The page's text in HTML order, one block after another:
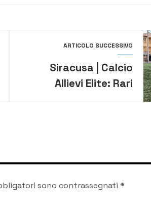
ARTICOLO SUCCESSIVO
Siracusa | Calcio
Allievi Elite: Rari
sfida
sono contrassegnati *